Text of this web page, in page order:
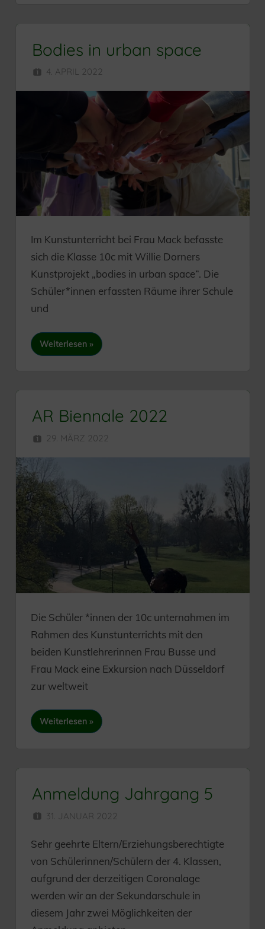
Bodies in urban space
4. APRIL 2022
Im Kunstunterricht bei Frau Mack befasste
sich die Klasse 10c mit Willie Dorners
Kunstprojekt „bodies in urban space“. Die
Schüler*innen erfassten Räume ihrer Schule
und
Weiterlesen
AR Biennale 2022
29. MÄRZ 2022
Die Schüler *innen der 10c unternahmen im
Rahmen des Kunstunterrichts mit den
beiden Kunstlehrerinnen Frau Busse und
Frau Mack eine Exkursion nach Düsseldorf
zur weltweit
Weiterlesen
Anmeldung Jahrgang 5
31. JANUAR 2022
Sehr geehrte Eltern/Erziehungsberechtigte
von Schülerinnen/Schülern der 4. Klassen,
aufgrund der derzeitigen Coronalage
werden wir an der Sekundarschule in
diesem Jahr zwei Möglichkeiten der